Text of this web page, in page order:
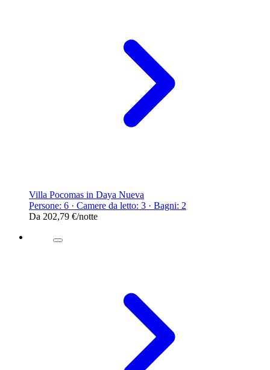
Villa Pocomas in Daya Nueva
Persone: 6 · Camere da letto: 3 · Bagni: 2
Da 202,79 €/notte